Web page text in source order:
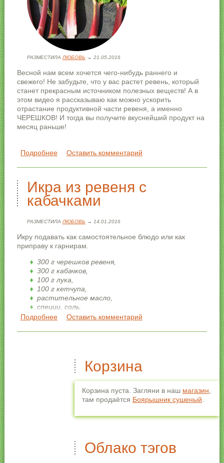
РАЗМЕСТИЛА ЛЮБОВЬ → 21.05.2016
Весной нам всем хочется чего-нибудь раннего и
свежего! Не забудьте, что у вас растет ревень, который
станет прекрасным источником полезных веществ! А в
этом видео я рассказываю как можно ускорить
отрастание продуктивной части ревеня, а именно
ЧЕРЕШКОВ! И тогда вы получите вкуснейший продукт на
месяц раньше!
Подробнеео Как ускорить рост ревеня
Оставить комментарий
Икра из ревеня с
кабачками
РАЗМЕСТИЛА ЛЮБОВЬ → 14.01.2016
Икру подавать как самостоятельное блюдо или как
приправу к гарнирам.
300 г черешков ревеня,
300 г кабачков,
100 г лука,
100 г кетчупа,
растительное масло,
специи, соль.
Ревень и молодые (без зерен, с тонкой кожицей) кабачки
порезать, испечь в духовке до мягкости.
Подробнеео Икра из ревеня с кабачками
Оставить комментарий
Корзина
Корзина пуста. Загляни в наш магазин
там продаётся Боярышник сушеный
Облако тэгов